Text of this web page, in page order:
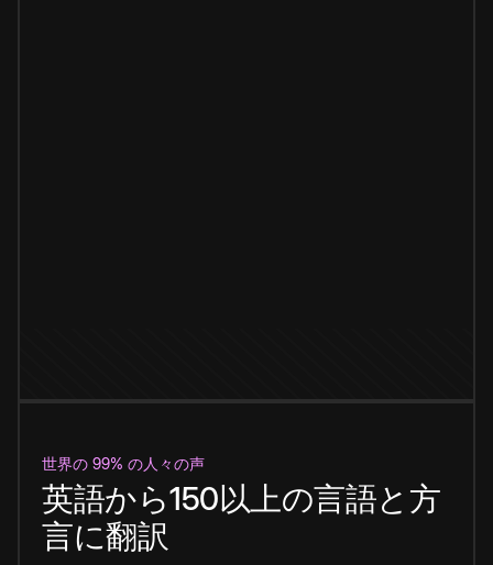
世界の 99% の人々の声
英語から150以上の言語と方
言に翻訳